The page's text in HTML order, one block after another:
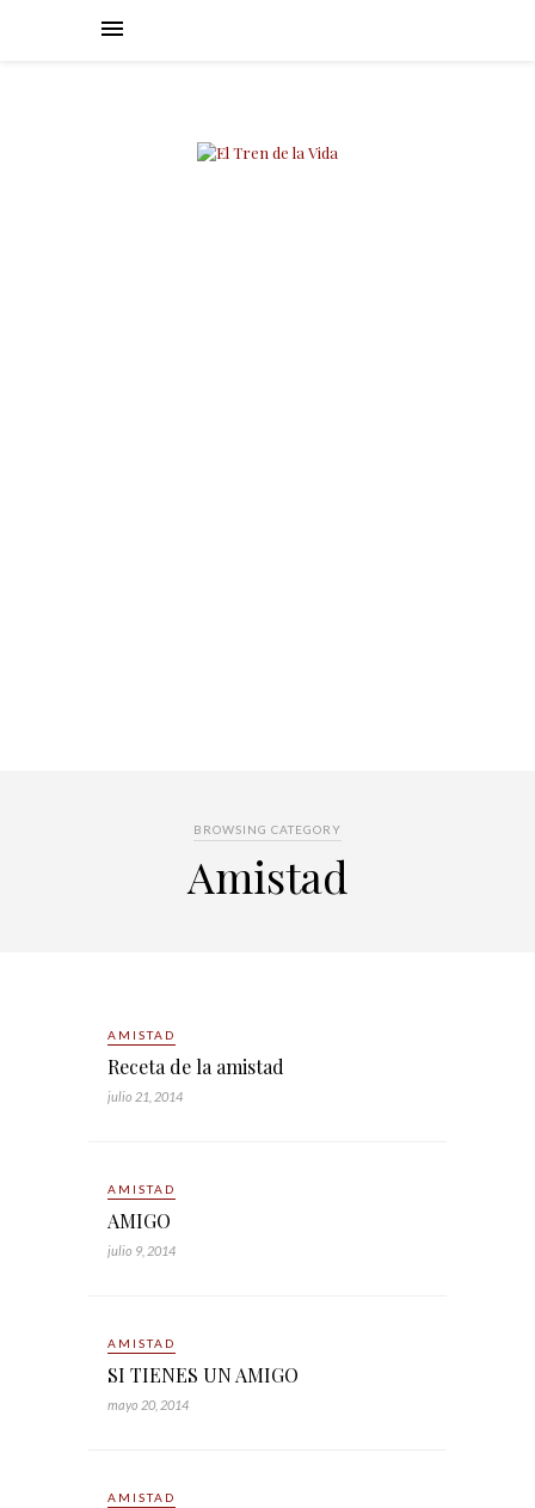
BROWSING CATEGORY
Amistad
AMISTAD
Receta de la amistad
julio 21, 2014
AMISTAD
AMIGO
julio 9, 2014
AMISTAD
SI TIENES UN AMIGO
mayo 20, 2014
AMISTAD